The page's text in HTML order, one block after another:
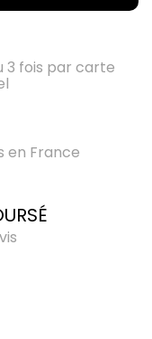
3 fois par carte
en France